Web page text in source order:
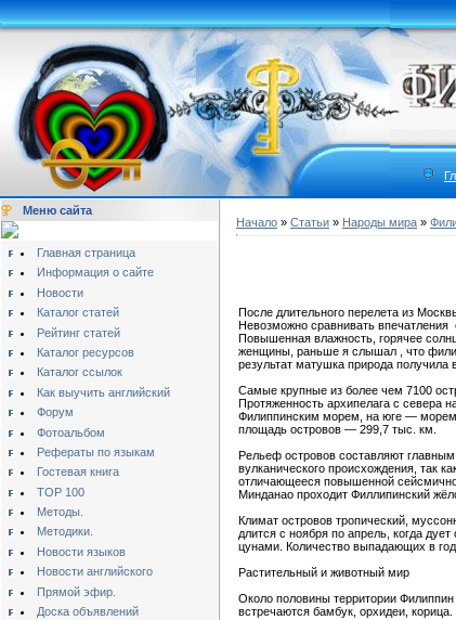
Меню сайта
Главная страница
Информация о сайте
Новости
Каталог статей
Рейтинг статей
Каталог ресурсов
Каталог ссылок
Как выучить английский
Форум
Фотоальбом
Рефераты по языкам
Гостевая книга
TOP 100
Методы.
Методики.
Новости языков
Новости английского
Прямой эфир.
Доска объявлений
Начало » Статьи » Народы мира »
После длительного перелета из
Невозможно сравнивать впечатления
Повышенная влажность, горячее
женщины, раньше я слышал , что
результат матушка природа
Самые крупные из более чем 7100
Протяженность архипелага с севера
Филиппинским морем, на юге — морем
площадь островов — 299,7 тыс. км.
Рельеф островов составляют
вулканического происхождения, так
отличающееся повышенной
Минданао проходит Филлипинский
Климат островов тропический,
длится с ноября по апрель, когда
цунами. Количество выпадающих в
Растительный и животный мир
Около половины территории
встречаются бамбук, орхидеи,